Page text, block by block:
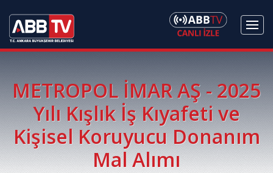
METROPOL İMAR AŞ - 2025
Yılı Kışlık İş Kıyafeti ve
Kişisel Koruyucu Donanım
Mal Alımı